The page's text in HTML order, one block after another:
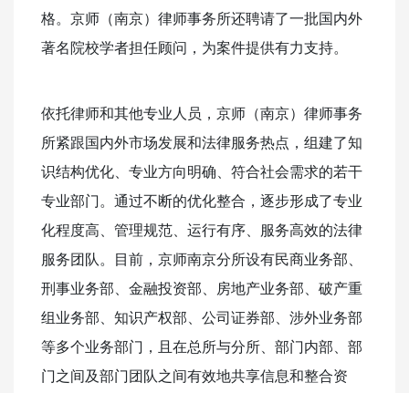
格。京师（南京）律师事务所还聘请了一批国内外
著名院校学者担任顾问，为案件提供有力支持。
依托律师和其他专业人员，京师（南京）律师事务
所紧跟国内外市场发展和法律服务热点，组建了知
识结构优化、专业方向明确、符合社会需求的若干
专业部门。通过不断的优化整合，逐步形成了专业
化程度高、管理规范、运行有序、服务高效的法律
服务团队。目前，京师南京分所设有民商业务部、
刑事业务部、金融投资部、房地产业务部、破产重
组业务部、知识产权部、公司证券部、涉外业务部
等多个业务部门，且在总所与分所、部门内部、部
门之间及部门团队之间有效地共享信息和整合资